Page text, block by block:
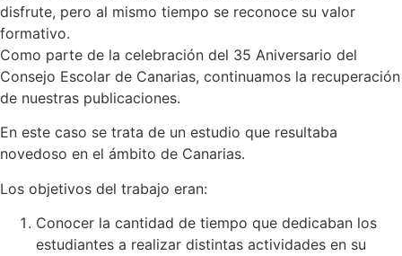
disfrute, pero al mismo tiempo se reconoce su valor
formativo.
Como parte de la celebración del 35 Aniversario del
Consejo Escolar de Canarias, continuamos la recuperación
de nuestras publicaciones.
En este caso se trata de un estudio que resultaba
novedoso en el ámbito de Canarias.
Los objetivos del trabajo eran:
Conocer la cantidad de tiempo que dedicaban los
estudiantes a realizar distintas actividades en su